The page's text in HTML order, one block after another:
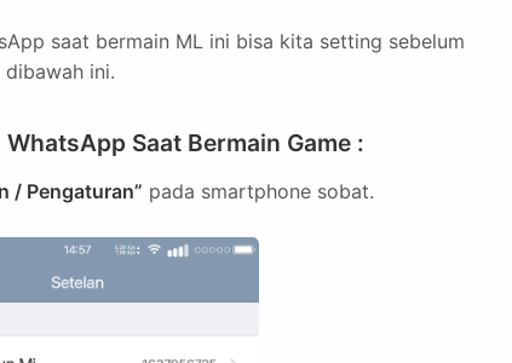
saat bermain ML ini bisa kita setting sebelum
ini.
Saat Bermain Game :
/ Pengaturan” pada smartphone sobat.